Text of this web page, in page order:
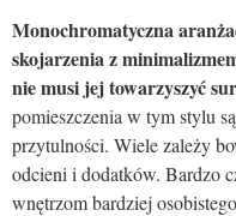
Monochromatyczna
skojarzenia z
nie musi jej towarzyszyć
pomieszczenia w tym stylu
przytulności. Wiele zależy
odcieni i dodatków. Bardzo
wnętrzom bardziej